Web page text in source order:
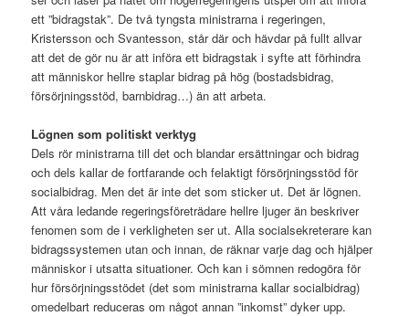
ett ”bidragstak”. De två tyngsta ministrarna i regeringen,
Kristersson och Svantesson, står där och hävdar på fullt allvar
att det de gör nu är att införa ett bidragstak i syfte att förhindra
att människor hellre staplar bidrag på hög (bostadsbidrag,
försörjningsstöd, barnbidrag…) än att arbeta.
Lögnen som politiskt verktyg
Dels rör ministrarna till det och blandar ersättningar och bidrag
och dels kallar de fortfarande och felaktigt försörjningsstöd för
socialbidrag. Men det är inte det som sticker ut. Det är lögnen.
Att våra ledande regeringsföreträdare hellre ljuger än beskriver
fenomen som de i verkligheten ser ut. Alla socialsekreterare kan
bidragssystemen utan och innan, de räknar varje dag och hjälper
människor i utsatta situationer. Och kan i sömnen redogöra för
hur försörjningsstödet (det som ministrarna kallar socialbidrag)
omedelbart reduceras om något annan ”inkomst” dyker upp.